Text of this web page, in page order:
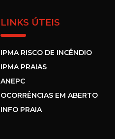
LINKS ÚTEIS
IPMA RISCO DE INCÊNDIO
IPMA PRAIAS
ANEPC
OCORRÊNCIAS EM ABERTO
INFO PRAIA